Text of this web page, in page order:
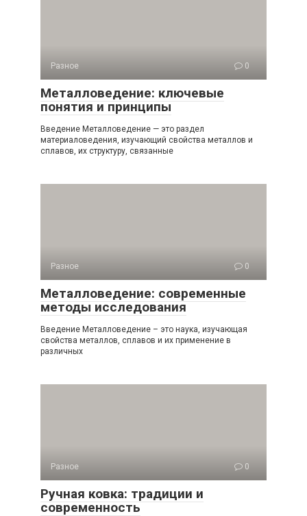
Разное 0
Металловедение: ключевые
понятия и принципы
Введение Металловедение — это раздел
материаловедения, изучающий свойства металлов и
сплавов, их структуру, связанные
Разное 0
Металловедение: современные
методы исследования
Введение Металловедение – это наука, изучающая
свойства металлов, сплавов и их применение в
различных
Разное 0
Ручная ковка: традиции и
современность